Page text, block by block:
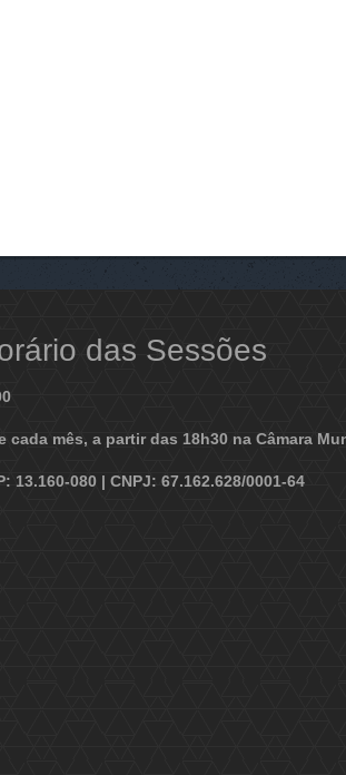
das Sessões
mês, a partir das 18h30 na Câmara
13.160-080 | CNPJ: 67.162.628/0001-64